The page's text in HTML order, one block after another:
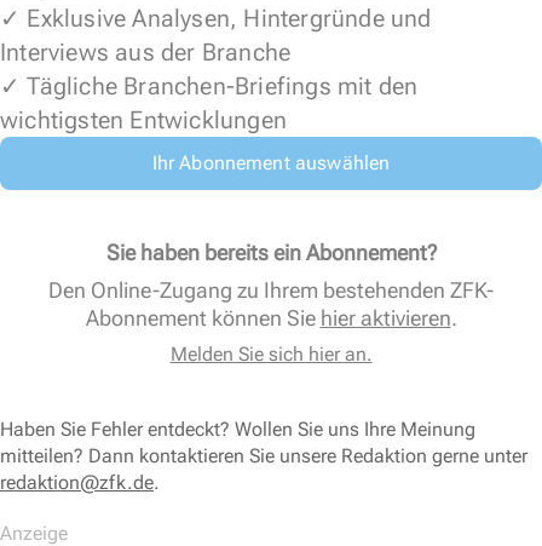
✓ Exklusive Analysen, Hintergründe und
Interviews aus der Branche
✓ Tägliche Branchen-Briefings mit den
wichtigsten Entwicklungen
Ihr Abonnement auswählen
Sie haben bereits ein Abonnement?
Den Online-Zugang zu Ihrem bestehenden ZFK-
Abonnement können Sie hier aktivieren.
Melden Sie sich hier an.
Haben Sie Fehler entdeckt? Wollen Sie uns Ihre Meinung
mitteilen? Dann kontaktieren Sie unsere Redaktion gerne unter
redaktion@zfk.de.